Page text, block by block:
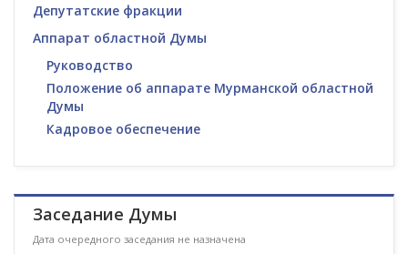
Депутатские фракции
Аппарат областной Думы
Руководство
Положение об аппарате Мурманской областной
Думы
Кадровое обеспечение
Заседание Думы
Дата очередного заседания не назначена